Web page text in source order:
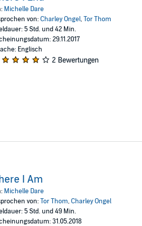
Once our eyes locked, I was all in. There
was that he would save me, too.
away. Then she stumbled upon our
down around me, she wouldn't walk
fought for me before. Why should
Once she got under my skin, I
Michelle Dare
von:Charley Ongel,Tor Thom
5 Std. und 42 Min.
29.11.2017
Englisch
2 Bewertungen
I Am
Michelle Dare
von:Tor Thom,Charley Ongel
5 Std. und 49 Min.
31.05.2018